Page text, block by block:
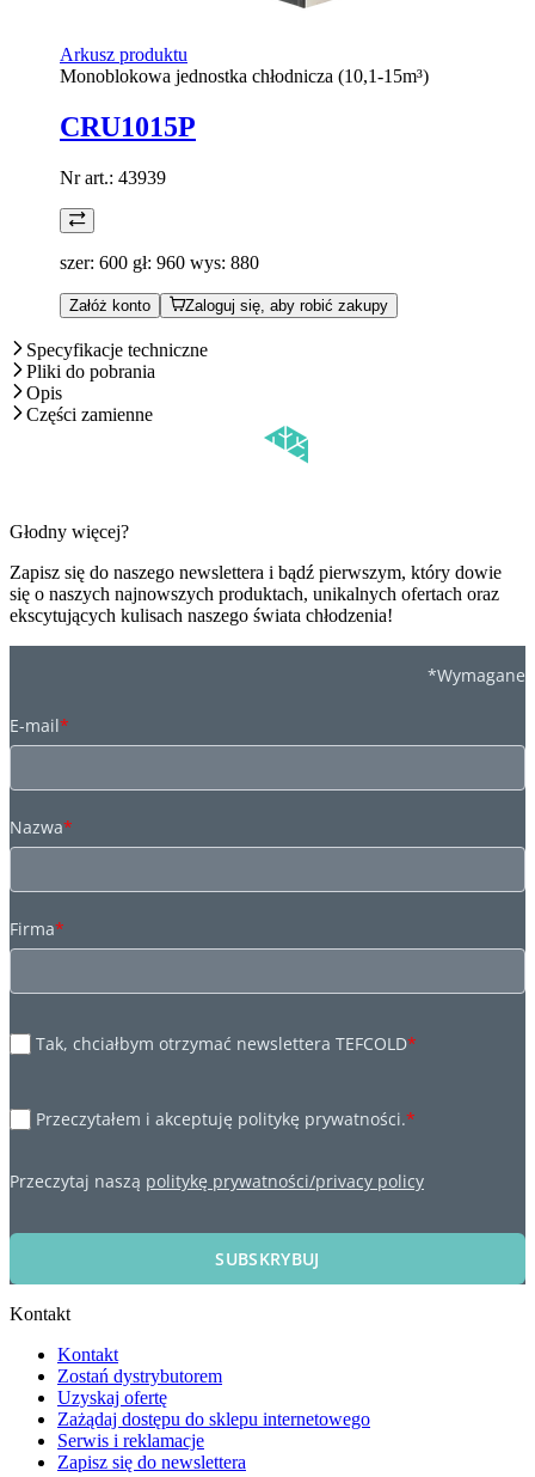
Arkusz produktu
Monoblokowa jednostka chłodnicza (10,1-15m³)
CRU1015P
Nr art.: 43939
szer: 600 gł: 960 wys: 880
Załóż konto Zaloguj się, aby robić zakupy
Specyfikacje techniczne
Pliki do pobrania
Opis
Części zamienne
Głodny więcej?
Zapisz się do naszego newslettera i bądź pierwszym, który dowie
się o naszych najnowszych produktach, unikalnych ofertach oraz
ekscytujących kulisach naszego świata chłodzenia!
*Wymagane
E-mail*
Nazwa*
Firma*
Tak, chciałbym otrzymać newslettera TEFCOLD*
Przeczytałem i akceptuję politykę prywatności.*
Przeczytaj naszą politykę prywatności/privacy policy
SUBSKRYBUJ
Kontakt
Kontakt
Zostań dystrybutorem
Uzyskaj ofertę
Zażądaj dostępu do sklepu internetowego
Serwis i reklamacje
Zapisz się do newslettera